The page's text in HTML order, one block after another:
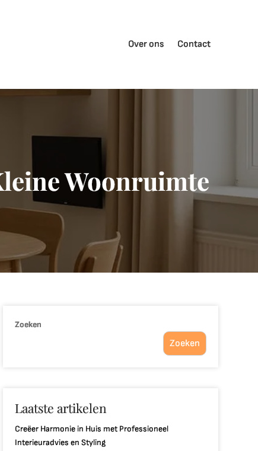
Over ons Contact
Woonruimte
Zoeken
Zoeken
Laatste artikelen
Creëer Harmonie in Huis met Professioneel
Interieuradvies en Styling